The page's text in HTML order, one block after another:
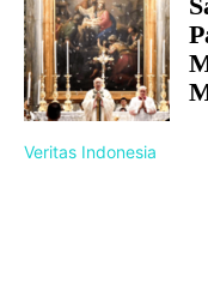
Veritas Indonesia